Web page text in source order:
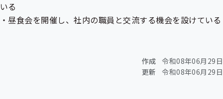
いる
・昼食会を開催し、社内の職員と交流する機会を設けている
作成
令和08年06月29日
更新
令和08年06月29日